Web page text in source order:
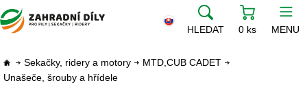
HLEDAT 0 ks MENU
Sekačky, ridery a motory
MTD,CUB CADET
Unašeče, šrouby a hřídele